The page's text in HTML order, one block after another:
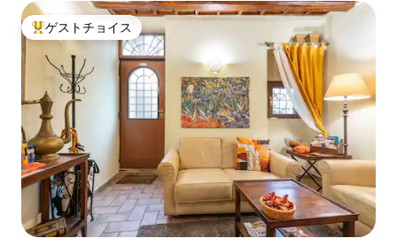
大好評のゲストチョイスです。
ゲストチョイス